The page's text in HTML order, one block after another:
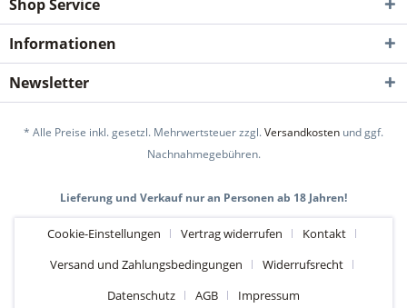
Shop Service
Informationen
Newsletter
* Alle Preise inkl. gesetzl. Mehrwertsteuer zzgl.Versandkosten und ggf.
Nachnahmegebühren.
Lieferung und Verkauf nur an Personen ab 18 Jahren!
Cookie-Einstellungen Vertrag widerrufen
Kontakt
Versand und Zahlungsbedingungen
Widerrufsrecht
Datenschutz
AGB Impressum